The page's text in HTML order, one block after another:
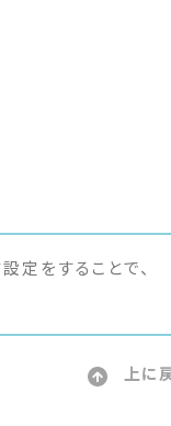
定をすることで、
上に